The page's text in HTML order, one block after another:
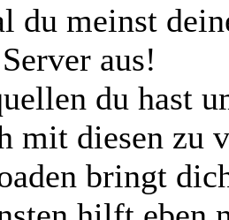
du meinst
aus!
du hast
mit diesen zu
bringt